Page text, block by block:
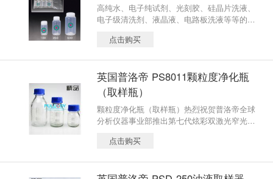
高纯水、电子纯试剂、光刻胶、硅晶片洗液、
电子级清洗剂、液晶液、电路板洗液等等的取
点击购买
英国普洛帝 PS8011颗粒度净化瓶
（取样瓶）
颗粒度净化瓶（取样瓶）热烈祝贺普洛帝全球
分析仪器事业部推出第七代炫彩双激光窄光颗
洁等级再上高度；高等级清洁度可达2.1um以上
点击购买